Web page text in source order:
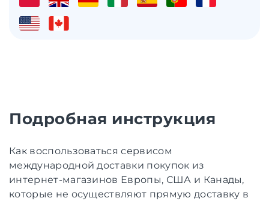
Подробная инструкция
Как воспользоваться сервисом
международной доставки покупок из
интернет-магазинов Европы, США и Канады,
которые не осуществляют прямую доставку в